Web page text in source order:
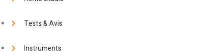
Tests & Avis
Instruments